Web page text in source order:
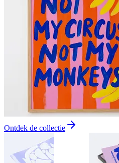
Ontdek de collectie